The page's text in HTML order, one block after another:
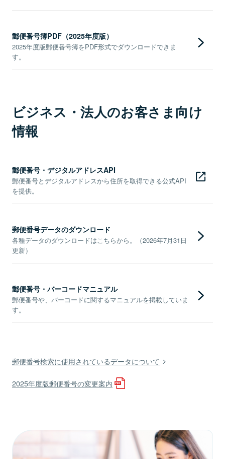
郵便番号簿PDF（2025年度版）
2025年度版郵便番号簿をPDF形式でダウンロードできま
す。
ビジネス・法人のお客さま向け
情報
郵便番号・デジタルアドレスAPI
郵便番号とデジタルアドレスから住所を取得できる公式API
を提供。
郵便番号データのダウンロード
各種データのダウンロードはこちらから。（2026年7月31日
更新）
郵便番号・バーコードマニュアル
郵便番号や、バーコードに関するマニュアルを掲載していま
す。
郵便番号検索に使用されているデータについて
2025年度版郵便番号の変更案内